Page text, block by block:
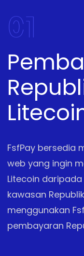
01
FsfPay bersedia
web yang ingin
Litecoin
kawasan
menggunakan
pembayaran